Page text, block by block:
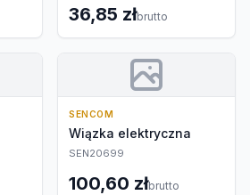
36,85 złbrutto
SENCOM
Wiązka elektryczna
SEN20699
100,60 złbrutto